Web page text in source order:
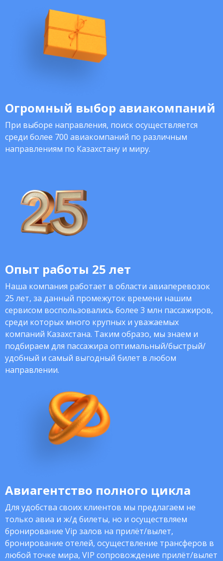
Огромный выбор авиакомпаний
При выборе направления, поиск осуществляется
среди более 700 авиакомпаний по различным
направлениям по Казахстану и миру.
Опыт работы 25 лет
Наша компания работает в области авиаперевозок
25 лет, за данный промежуток времени нашим
сервисом воспользовались более 3 млн пассажиров,
среди которых много крупных и уважаемых
компаний Казахстана. Таким образо, мы знаем и
подбираем для пассажира оптимальный/быстрый/
удобный и самый выгодный билет в любом
направлении.
Авиагентство полного цикла
Для удобства своих клиентов мы предлагаем не
только авиа и ж/д билеты, но и осуществляем
бронирование Vip залов на прилёт/вылет,
бронирование отелей, осуществление трансферов в
любой точке мира, VIP сопровождение прилёт/вылет